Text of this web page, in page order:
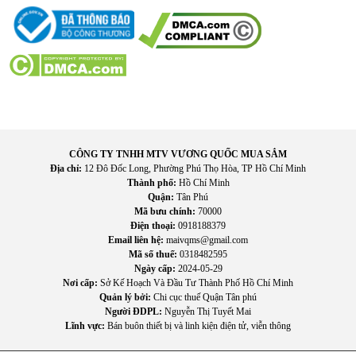
Sau khi kích hoạt, người dùng chỉ cần lau nhẹ là khoang lò
sạch sẽ nhanh chóng.
Nhiều tiện ích thông minh hỗ trợ nấu nướng
nghiệm sử dụng hằng ngày.
CÔNG TY TNHH MTV VƯƠNG QUỐC MUA SẮM
Địa chỉ: 12 Đô Đốc Long, Phường Phú Thọ Hòa, TP Hồ Chí Minh
Thành phố: Hồ Chí Minh
Quận: Tân Phú
Mã bưu chính: 70000
Điện thoại: 0918188379
Email liên hệ: maivqms@gmail.com
Mã số thuế: 0318482595
Ngày cấp: 2024-05-29
Nơi cấp: Sở Kế Hoạch Và Đầu Tư Thành Phố Hồ Chí Minh
Quản lý bởi: Chi cục thuế Quận Tân phú
Người ĐDPL: Nguyễn Thị Tuyết Mai
Lĩnh vực: Bán buôn thiết bị và linh kiện điện tử, viễn thông